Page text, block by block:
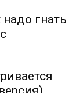
гнать